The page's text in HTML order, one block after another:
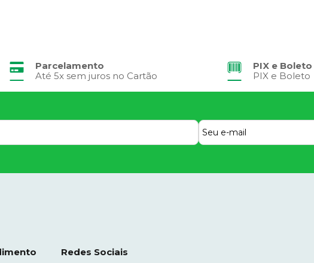
Parcelamento
Até 5x sem juros no Cartão
PIX e Boleto
PIX e Boleto
Redes Sociais